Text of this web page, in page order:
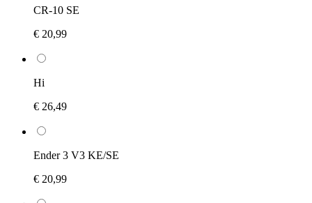
CR-10 SE
€ 20,99
Hi
€ 26,49
Ender 3 V3 KE/SE
€ 20,99